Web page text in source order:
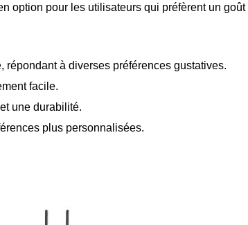
option pour les utilisateurs qui préfèrent un goût
à diverses préférences gustatives.
facile.
une durabilité.
plus personnalisées.